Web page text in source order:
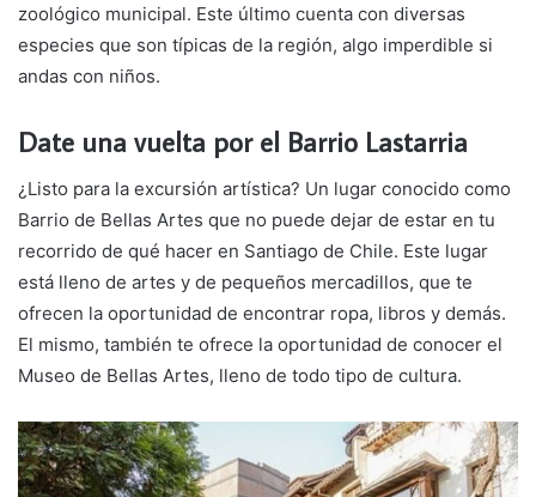
zoológico municipal. Este último cuenta con diversas
especies que son típicas de la región, algo imperdible si
andas con niños.
Date una vuelta por el Barrio Lastarria
¿Listo para la excursión artística? Un lugar conocido como
Barrio de Bellas Artes que no puede dejar de estar en tu
recorrido de qué hacer en Santiago de Chile. Este lugar
está lleno de artes y de pequeños mercadillos, que te
ofrecen la oportunidad de encontrar ropa, libros y demás.
El mismo, también te ofrece la oportunidad de conocer el
Museo de Bellas Artes, lleno de todo tipo de cultura.